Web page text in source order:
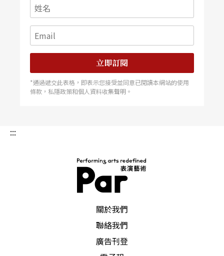
立即訂閱
*通過遞交此表格，即表示您接受並同意已閱讀本網站的使用
條款，私隱政策和個人資料收集聲明。
:::
關於我們
聯絡我們
廣告刊登